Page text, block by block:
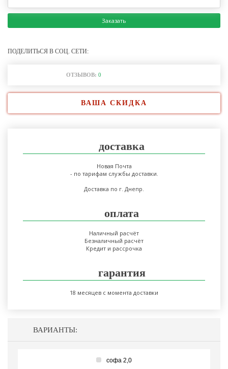
Заказать
ПОДЕЛИТЬСЯ В СОЦ. СЕТИ:
ОТЗЫВОВ: 0
ВАША СКИДКА
доставка
Новая Почта
- по тарифам службы доставки.
Доставка по г. Днепр.
оплата
Наличный расчёт
Безналичный расчёт
Кредит и рассрочка
гарантия
18 месяцев с момента доставки
ВАРИАНТЫ:
софа 2,0